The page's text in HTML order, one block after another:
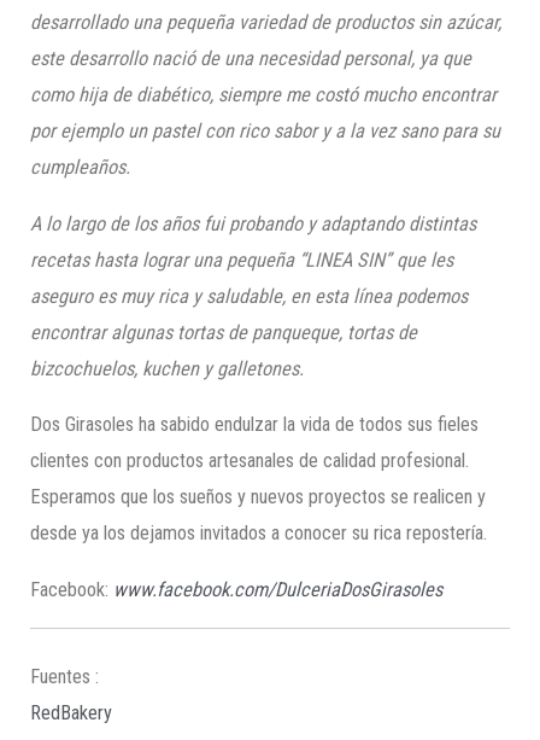
desarrollado una pequeña variedad de productos sin azúcar,
este desarrollo nació de una necesidad personal, ya que
como hija de diabético, siempre me costó mucho encontrar
por ejemplo un pastel con rico sabor y a la vez sano para su
cumpleaños.
A lo largo de los años fui probando y adaptando distintas
recetas hasta lograr una pequeña “LINEA SIN” que les
aseguro es muy rica y saludable, en esta línea podemos
encontrar algunas tortas de panqueque, tortas de
bizcochuelos, kuchenygalletones.
Dos Girasoles ha sabido endulzar la vida de todos sus fieles
clientes con productos artesanales de calidad profesional.
Esperamos que los sueños y nuevos proyectos se realicen y
desde ya los dejamos invitados a conocer su rica repostería.
Facebook: www.facebook.com/DulceriaDosGirasoles
Fuentes :
RedBakery